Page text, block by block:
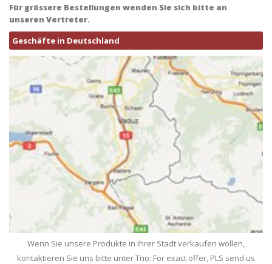
Für grössere Bestellungen wenden Sie sich bitte an
unseren Vertreter.
Geschäfte in Deutschland
Wenn Sie unsere Produkte in Ihrer Stadt verkaufen wollen,
kontaktieren Sie uns bitte unter Tno: For exact offer, PLS send us